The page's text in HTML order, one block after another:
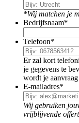
*Wij matchen je
Bedrijfsnaam*
Telefoon*
Er zal kort
je gegevens te
wordt je
E-mailadres*
Wij gebruiken
vrijblijvende